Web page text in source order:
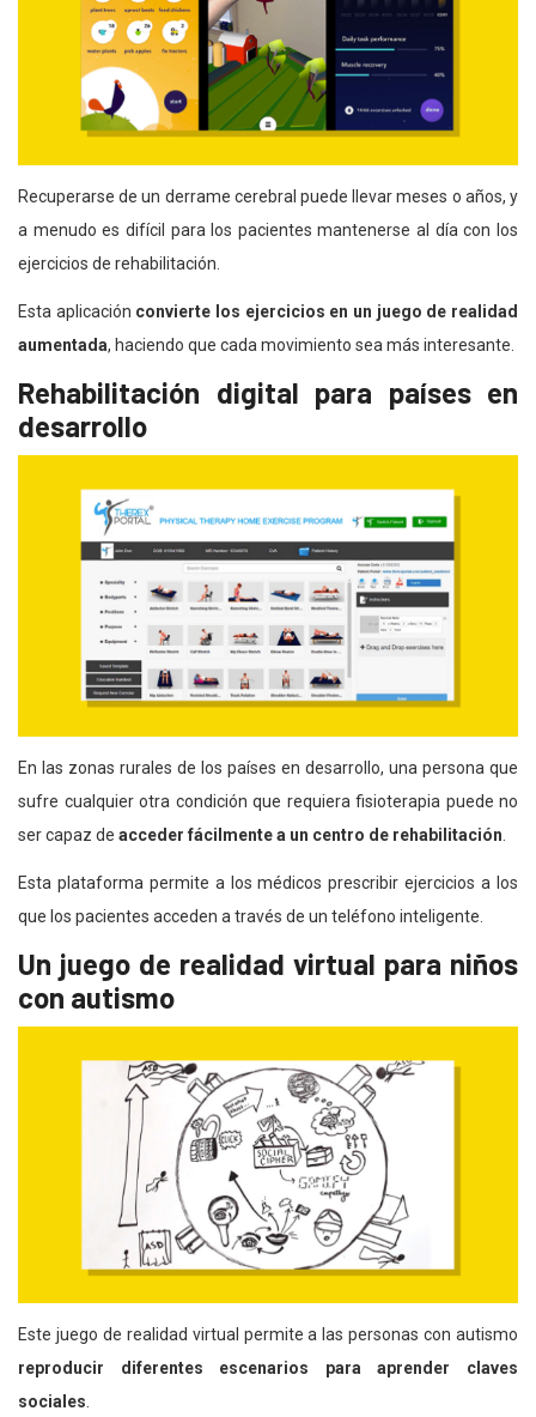
Recuperarse de un derrame cerebral puede llevar meses o años, y
a menudo es difícil para los pacientes mantenerse al día con los
ejercicios de rehabilitación.
Esta aplicación convierte los ejercicios en un juego de realidad
aumentada, haciendo que cada movimiento sea más interesante.
Rehabilitación digital para países en
desarrollo
En las zonas rurales de los países en desarrollo, una persona que
sufre cualquier otra condición que requiera fisioterapia puede no
ser capaz de acceder fácilmente a un centro de rehabilitación
Esta plataforma permite a los médicos prescribir ejercicios a los
que los pacientes acceden a través de un teléfono inteligente.
Un juego de realidad virtual para niños
con autismo
Este juego de realidad virtual permite a las personas con autismo
reproducir diferentes escenarios para aprender claves
sociales.